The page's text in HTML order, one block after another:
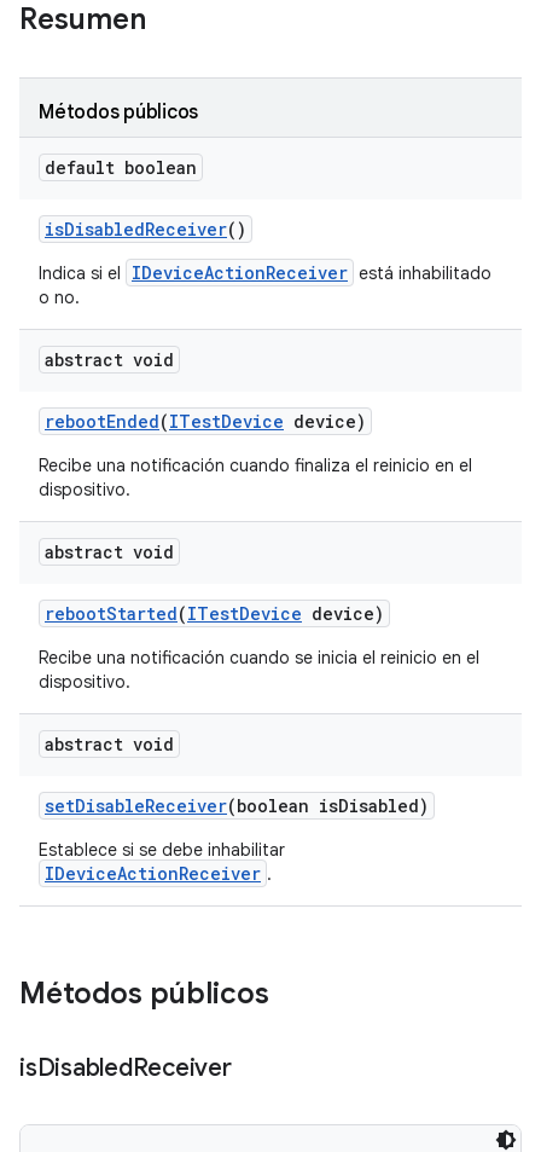
Resumen
Métodos públicos
default boolean
isDisabledReceiver()
Indica si el IDeviceActionReceiver está inhabilitado
o no.
abstract void
rebootEnded(ITestDevice device)
Recibe una notificación cuando finaliza el reinicio en el
dispositivo.
abstract void
rebootStarted(ITestDevice device)
Recibe una notificación cuando se inicia el reinicio en el
dispositivo.
abstract void
setDisableReceiver(boolean isDisabled)
Establece si se debe inhabilitar
IDeviceActionReceiver .
Métodos públicos
isDisabledReceiver